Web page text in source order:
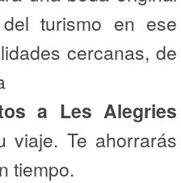
turismo en ese
cercanas, de
a Les Alegries
viaje. Te ahorrarás
tiempo.